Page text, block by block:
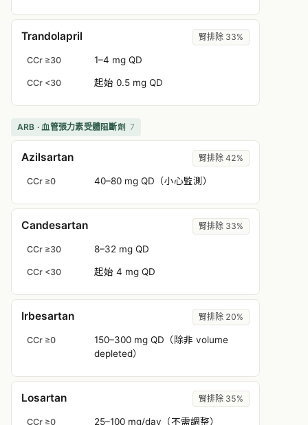
Trandolapril 腎排除 33%
CCr ≥30 1–4 mg QD
CCr <30 起始 0.5 mg QD
ARB · 血管張力素受體阻斷劑 7
Azilsartan 腎排除 42%
CCr ≥0 40–80 mg QD（小心監測）
Candesartan 腎排除 33%
CCr ≥30 8–32 mg QD
CCr <30 起始 4 mg QD
Irbesartan 腎排除 20%
CCr ≥0
150–300 mg QD（除非 volume
depleted）
Losartan 腎排除 35%
CCr ≥0 25–100 mg/day（不需調整）